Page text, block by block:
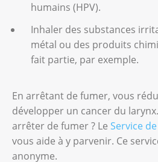
humains (HPV).
Inhaler des substances
métal ou des produits
fait partie, par exemple.
En arrêtant de fumer, vous
développer un cancer du
arrêter de fumer ? Le Service
vous aide à y parvenir. Ce
anonyme.